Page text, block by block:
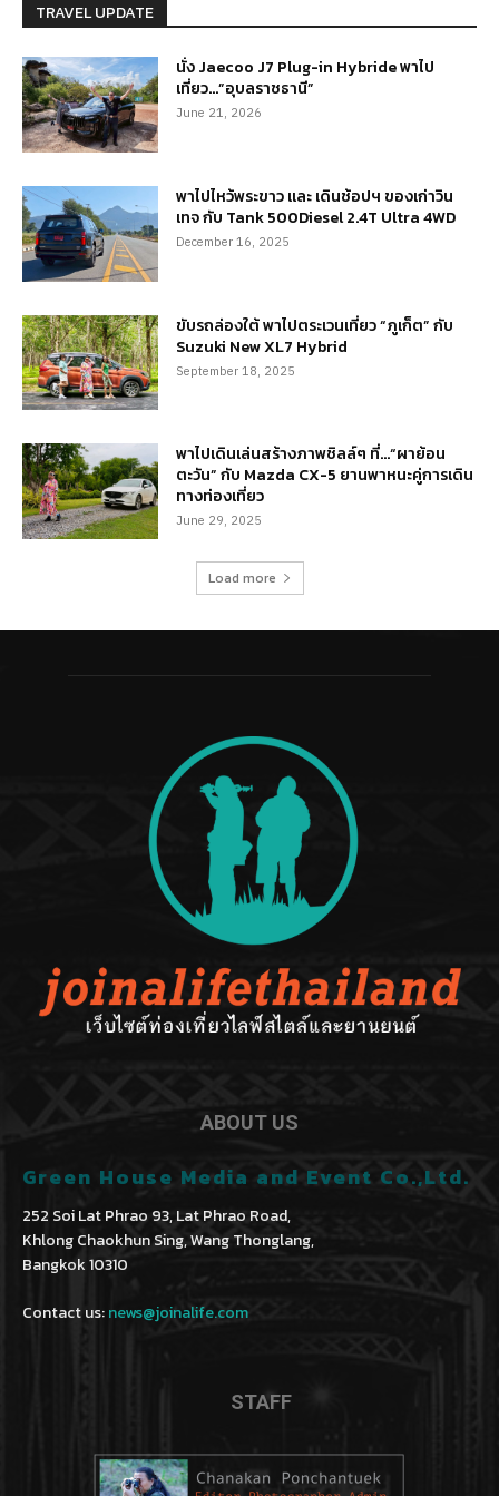
TRAVEL UPDATE
นั่ง Jaecoo J7 Plug-in Hybride พาไป
เที่ยว…”อุบลราชธานี”
June 21, 2026
พาไปไหว้พระขาว และ เดินช้อปฯ ของเก่าวิน
เทจ กับ Tank 500Diesel 2.4T Ultra 4WD
December 16, 2025
ขับรถล่องใต้ พาไปตระเวนเที่ยว “ภูเก็ต” กับ
Suzuki New XL7 Hybrid
September 18, 2025
พาไปเดินเล่นสร้างภาพชิลล์ๆ ที่…“ผาย้อน
ตะวัน” กับ Mazda CX-5 ยานพาหนะคู่การเดิน
ทางท่องเที่ยว
June 29, 2025
Load more
ABOUT US
Green House Media and Event Co.,Ltd.
252 Soi Lat Phrao 93, Lat Phrao Road,
Khlong Chaokhun Sing, Wang Thonglang,
Bangkok 10310
Contact us:news@joinalife.com
STAFF